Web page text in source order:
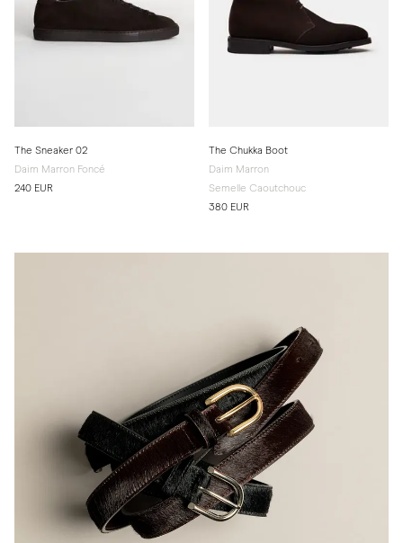
The Sneaker 02
Daim Marron Foncé
240 EUR
The Chukka Boot
Daim Marron
Semelle Caoutchouc
380 EUR